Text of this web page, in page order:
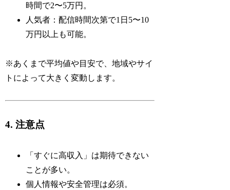
時間で2〜5万円。
人気者：配信時間次第で1日5〜10
万円以上も可能。
※あくまで平均値や目安で、地域やサイ
トによって大きく変動します。
4. 注意点
「すぐに高収入」は期待できない
ことが多い。
個人情報や安全管理は必須。